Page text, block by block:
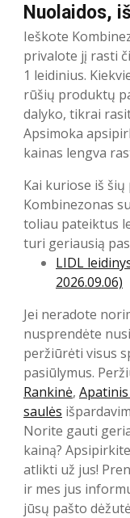
Nuolaidos,
Ieškote
privalote jį rasti
1 leidinius.
rūšių produktų
dalyko, tikrai
Apsimoka
kainas lengva
Kai kuriose iš
Kombinezonas
toliau pateiktus
turi geriausią
LIDL
2026.09.06)
Jei neradote
nusprendėte
peržiūrėti visus
pasiūlymus.
Rankinė,
saulės
Norite gauti
kainą?
atlikti už jus!
ir mes jus
jūsų pašto